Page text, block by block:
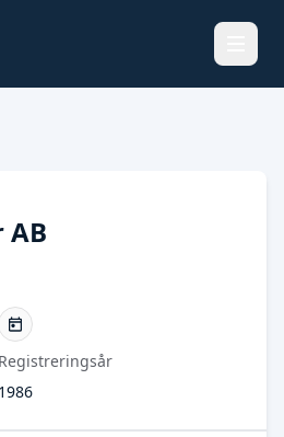
AB
Registreringsår
1986